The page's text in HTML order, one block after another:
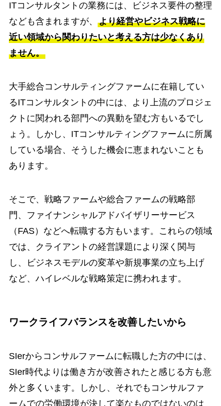
ITコンサルタントの業務には、ビジネス要件の整理
なども含まれますが、 より経営やビジネス戦略に
近い領域から関わりたいと考える方は少なくあり
ません。
大手総合コンサルティングファームに在籍してい
るITコンサルタントの中には、より上流のプロジェ
クトに関われる部門への異動を望む方もいるでし
ょう。しかし、ITコンサルティングファームに所属
している場合、そうした機会に恵まれないことも
あります。
そこで、戦略ファームや総合ファームの戦略部
門、ファイナンシャルアドバイザリーサービス
（FAS）などへ転職する方もいます。これらの領域
では、クライアントの経営課題により深く関与
し、ビジネスモデルの変革や新規事業の立ち上げ
など、ハイレベルな戦略策定に携われます。
ワークライフバランスを改善したいから
SIerからコンサルファームに転職した方の中には、
SIer時代よりは働き方が改善されたと感じる方も意
外と多くいます。しかし、それでもコンサルファ
ームでの労働環境が決して楽なものではないのは